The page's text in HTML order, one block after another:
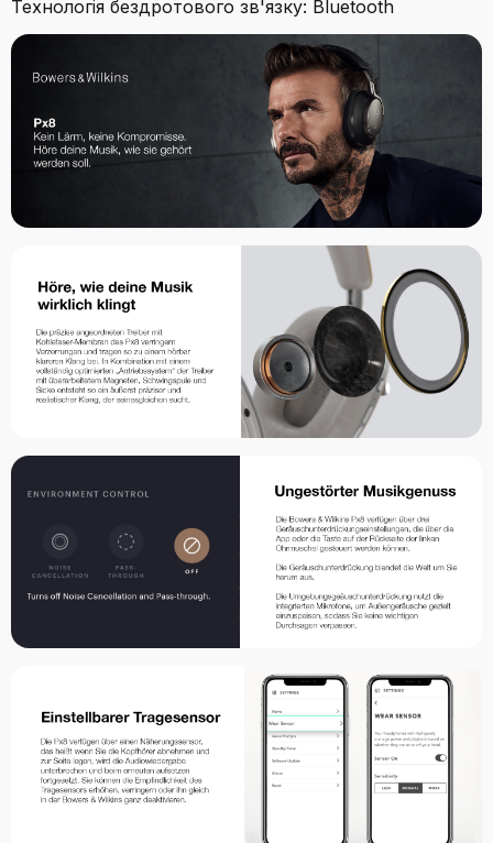
Технологія бездротового зв'язку: Bluetooth